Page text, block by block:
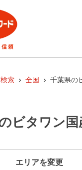
索 全国 千葉県の
ビタワン
エリアを変更